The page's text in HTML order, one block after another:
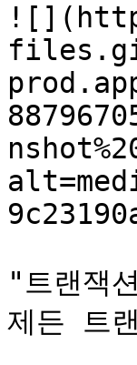
"트랜잭
제든 트